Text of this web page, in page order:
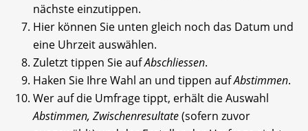
nächste einzutippen.
Hier können Sie unten gleich noch das Datum und
eine Uhrzeit auswählen.
Zuletzt tippen Sie aufAbschliessen.
Haken Sie Ihre Wahl an und tippen aufAbstimmen.
Wer auf die Umfrage tippt, erhält die Auswahl
Abstimmen, Zwischenresultate(sofern zuvor